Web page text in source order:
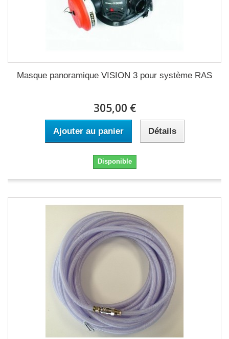
Masque panoramique VISION 3 pour système RAS
305,00 €
Ajouter au panier Détails
Disponible